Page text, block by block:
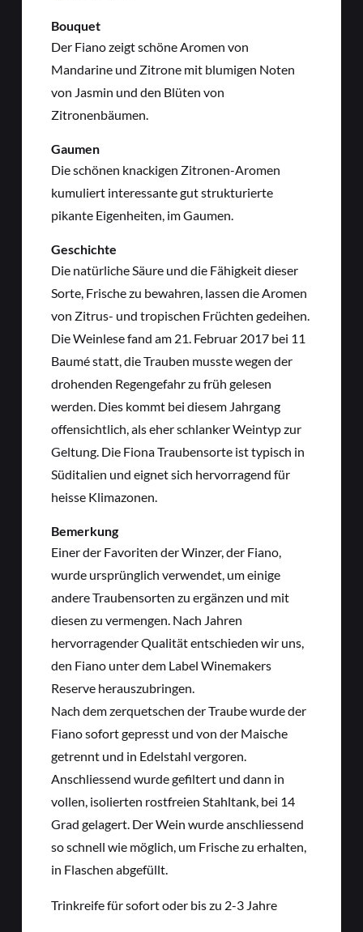
Bouquet
Der Fiano zeigt schöne Aromen von
Mandarine und Zitrone mit blumigen Noten
von Jasmin und den Blüten von
Zitronenbäumen.
Gaumen
Die schönen knackigen Zitronen-Aromen
kumuliert interessante gut strukturierte
pikante Eigenheiten, im Gaumen.
Geschichte
Die natürliche Säure und die Fähigkeit dieser
Sorte, Frische zu bewahren, lassen die Aromen
von Zitrus- und tropischen Früchten gedeihen.
Die Weinlese fand am 21. Februar 2017 bei 11
Baumé statt, die Trauben musste wegen der
drohenden Regengefahr zu früh gelesen
werden. Dies kommt bei diesem Jahrgang
offensichtlich, als eher schlanker Weintyp zur
Geltung. Die Fiona Traubensorte ist typisch in
Süditalien und eignet sich hervorragend für
heisse Klimazonen.
Bemerkung
Einer der Favoriten der Winzer, der Fiano,
wurde ursprünglich verwendet, um einige
andere Traubensorten zu ergänzen und mit
diesen zu vermengen. Nach Jahren
hervorragender Qualität entschieden wir uns,
den Fiano unter dem Label Winemakers
Reserve herauszubringen.
Nach dem zerquetschen der Traube wurde der
Fiano sofort gepresst und von der Maische
getrennt und in Edelstahl vergoren.
Anschliessend wurde gefiltert und dann in
vollen, isolierten rostfreien Stahltank, bei 14
Grad gelagert. Der Wein wurde anschliessend
so schnell wie möglich, um Frische zu erhalten,
in Flaschen abgefüllt.
Trinkreife für sofort oder bis zu 2-3 Jahre